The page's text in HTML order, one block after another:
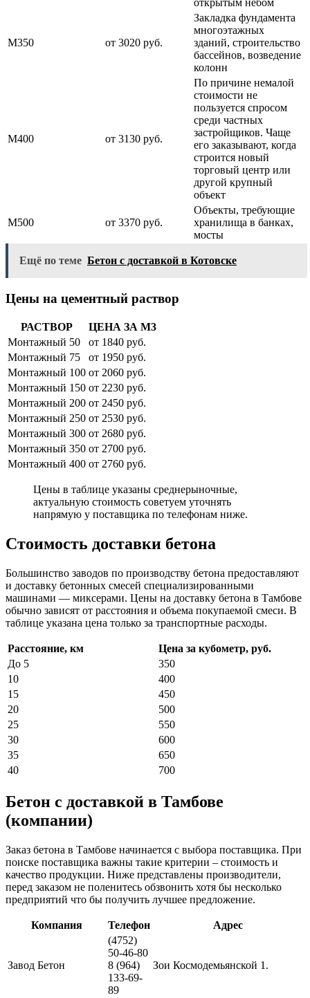
М350 от 3020 руб.
Закладка фундамента
многоэтажных
зданий, строительство
бассейнов, возведение
колонн
М400 от 3130 руб.
По причине немалой
стоимости не
пользуется спросом
среди частных
застройщиков. Чаще
его заказывают, когда
строится новый
торговый центр или
другой крупный
объект
М500 от 3370 руб.
Объекты, требующие
хранилища в банках,
мосты
Ещё по теме Бетон с доставкой в Котовске
Цены на цементный раствор
РАСТВОР
ЦЕНА ЗА М3
Монтажный 50
от 1840 руб.
Монтажный 75
от 1950 руб.
Монтажный 100 от 2060 руб.
Монтажный 150 от 2230 руб.
Монтажный 200 от 2450 руб.
Монтажный 250 от 2530 руб.
Монтажный 300 от 2680 руб.
Монтажный 350 от 2700 руб.
Монтажный 400 от 2760 руб.
Цены в таблице указаны среднерыночные,
актуальную стоимость советуем уточнять
напрямую у поставщика по телефонам ниже.
Стоимость доставки бетона
Большинство заводов по производству бетона предоставляют
и доставку бетонных смесей специализированными
машинами — миксерами. Цены на доставку бетона в Тамбове
обычно зависят от расстояния и объема покупаемой смеси. В
таблице указана цена только за транспортные расходы.
Расстояние, км
Цена за кубометр, руб.
До 5
350
10
400
15
450
20
500
25
550
30
600
35
650
40
700
Бетон с доставкой в Тамбове
(компании)
Заказ бетона в Тамбове начинается с выбора поставщика. При
поиске поставщика важны такие критерии – стоимость и
качество продукции. Ниже представлены производители,
перед заказом не поленитесь обзвонить хотя бы несколько
предприятий что бы получить лучшее предложение.
Компания Телефон Адрес
Завод Бетон
(4752)
50-46-80
8 (964)
133-69-
89
Зои Космодемьянской 1.